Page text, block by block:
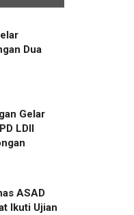
Dua
Gelar
LDII
ASAD
Ikuti Ujian